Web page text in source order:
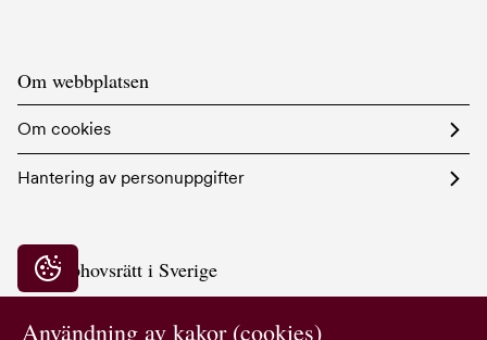
Om webbplatsen
Om cookies
Hantering av personuppgifter
Bildupphovsrätt i Sverige
Hornsgatan 103
117 28 Stockholm
Integritetsinställningar
Användning av kakor (cookies)